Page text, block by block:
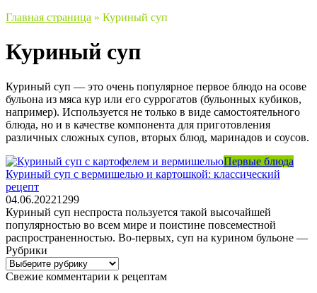
Главная страница » Куриный суп
Куриный суп
Куриный суп — это очень популярное первое блюдо на осове
бульона из мяса кур или его суррогатов (бульонных кубиков,
например). Используется не только в виде самостоятельного
блюда, но и в качестве компонента для приготовления
различных сложных супов, вторых блюд, маринадов и соусов.
Первые блюда
Куриный суп с вермишелью и картошкой: классический
рецепт
04.06.20221 299
Куриный суп неспроста пользуется такой высочайшей
популярностью во всем мире и поистине повсеместной
распространенностью. Во-первых, суп на курином бульоне —
Рубрики
Рубрики
Свежие комментарии к рецептам